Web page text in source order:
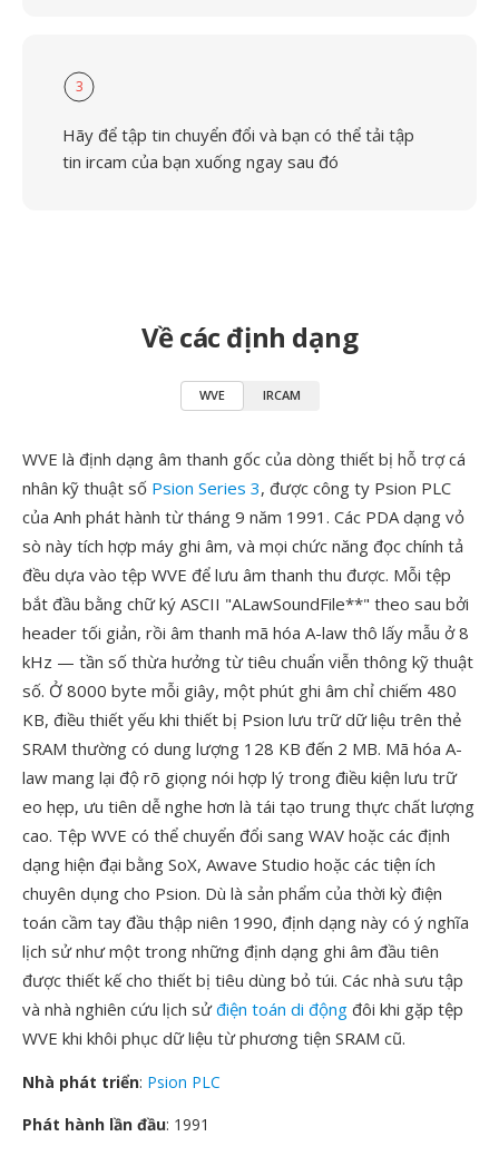
3
Hãy để tập tin chuyển đổi và bạn có thể tải tập
tin ircam của bạn xuống ngay sau đó
Về các định dạng
WVE IRCAM
WVE là định dạng âm thanh gốc của dòng thiết bị hỗ trợ cá
nhân kỹ thuật số Psion Series 3, được công ty Psion PLC
của Anh phát hành từ tháng 9 năm 1991. Các PDA dạng vỏ
sò này tích hợp máy ghi âm, và mọi chức năng đọc chính tả
đều dựa vào tệp WVE để lưu âm thanh thu được. Mỗi tệp
bắt đầu bằng chữ ký ASCII "ALawSoundFile**" theo sau bởi
header tối giản, rồi âm thanh mã hóa A-law thô lấy mẫu ở 8
kHz — tần số thừa hưởng từ tiêu chuẩn viễn thông kỹ thuật
số. Ở 8000 byte mỗi giây, một phút ghi âm chỉ chiếm 480
KB, điều thiết yếu khi thiết bị Psion lưu trữ dữ liệu trên thẻ
SRAM thường có dung lượng 128 KB đến 2 MB. Mã hóa A-
law mang lại độ rõ giọng nói hợp lý trong điều kiện lưu trữ
eo hẹp, ưu tiên dễ nghe hơn là tái tạo trung thực chất lượng
cao. Tệp WVE có thể chuyển đổi sang WAV hoặc các định
dạng hiện đại bằng SoX, Awave Studio hoặc các tiện ích
chuyên dụng cho Psion. Dù là sản phẩm của thời kỳ điện
toán cầm tay đầu thập niên 1990, định dạng này có ý nghĩa
lịch sử như một trong những định dạng ghi âm đầu tiên
được thiết kế cho thiết bị tiêu dùng bỏ túi. Các nhà sưu tập
và nhà nghiên cứu lịch sửđiện toán di động đôi khi gặp tệp
WVE khi khôi phục dữ liệu từ phương tiện SRAM cũ.
Nhà phát triển: Psion PLC
Phát hành lần đầu: 1991